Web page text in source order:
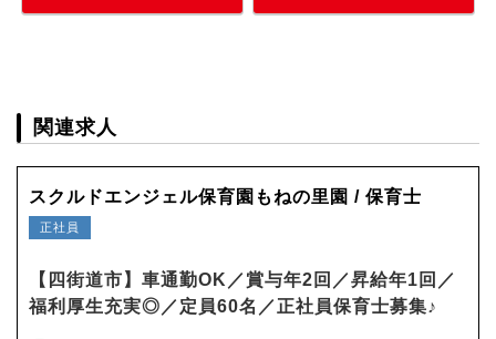
関連求人
スクルドエンジェル保育園もねの里園 / 保育士
正社員
【四街道市】車通勤OK／賞与年2回／昇給年1回／
福利厚生充実◎／定員60名／正社員保育士募集♪